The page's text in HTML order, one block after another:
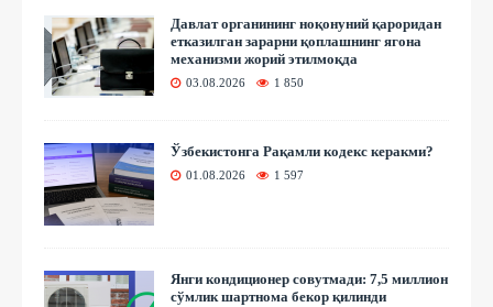
Давлат органининг ноқонуний қароридан
етказилган зарарни қоплашнинг ягона
механизми жорий этилмоқда
03.08.2026 1 850
Ўзбекистонга Рақамли кодекс керакми?
01.08.2026 1 597
Янги кондиционер совутмади: 7,5 миллион
сўмлик шартнома бекор қилинди